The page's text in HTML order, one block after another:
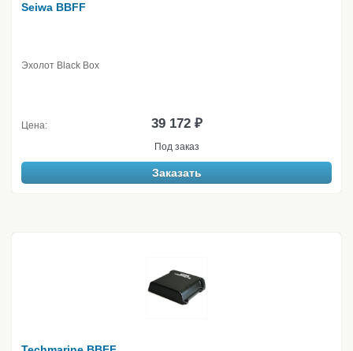
Seiwa BBFF
Эхолот Black Box
Цена: 39 172 ₽
Под заказ
Заказать